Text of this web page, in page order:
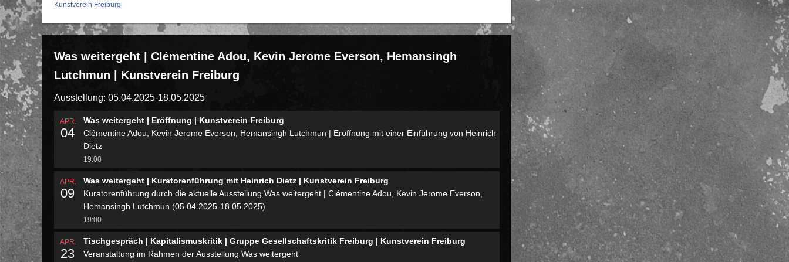
Kunstverein Freiburg
Was weitergeht | Clémentine Adou, Kevin Jerome Everson, Hemansingh
Lutchmun | Kunstverein Freiburg
Ausstellung: 05.04.2025-18.05.2025
APR.
04
Was weitergeht | Eröffnung | Kunstverein Freiburg
Clémentine Adou, Kevin Jerome Everson, Hemansingh Lutchmun | Eröffnung mit einer Einführung von Heinrich
Dietz
19:00
APR.
09
Was weitergeht | Kuratorenführung mit Heinrich Dietz | Kunstverein Freiburg
Kuratorenführung durch die aktuelle Ausstellung Was weitergeht | Clémentine Adou, Kevin Jerome Everson,
Hemansingh Lutchmun (05.04.2025-18.05.2025)
19:00
APR.
23
Tischgespräch | Kapitalismuskritik | Gruppe Gesellschaftskritik Freiburg | Kunstverein Freiburg
Veranstaltung im Rahmen der Ausstellung Was weitergeht